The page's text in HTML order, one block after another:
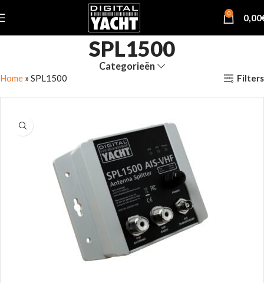
0 0,00
SPL1500
Categorieën
Home » SPL1500 Filters